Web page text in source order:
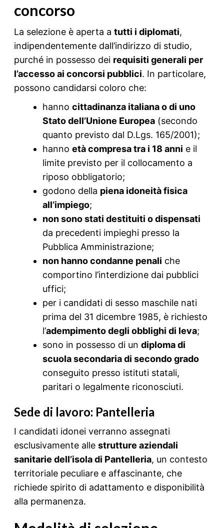
concorso
La selezione è aperta a tutti i diplomati,
indipendentemente dall’indirizzo di studio,
purché in possesso dei requisiti generali per
l’accesso ai concorsi pubblici. In particolare,
possono candidarsi coloro che:
hanno cittadinanza italiana o di uno
Stato dell’Unione Europea(secondo
quanto previsto dal D.Lgs. 165/2001);
hanno età compresa tra i 18 anni e il
limite previsto per il collocamento a
riposo obbligatorio;
godono della piena idoneità fisica
all’impiego;
non sono stati destituiti o dispensati
da precedenti impieghi presso la
Pubblica Amministrazione;
non hanno condanne penali che
comportino l’interdizione dai pubblici
uffici;
per i candidati di sesso maschile nati
prima del 31 dicembre 1985, è richiesto
l’adempimento degli obblighi di leva;
sono in possesso di un diploma di
scuola secondaria di secondo grado
conseguito presso istituti statali,
paritari o legalmente riconosciuti.
Sede di lavoro: Pantelleria
I candidati idonei verranno assegnati
esclusivamente alle strutture aziendali
sanitarie dell’isola di Pantelleria, un contesto
territoriale peculiare e affascinante, che
richiede spirito di adattamento e disponibilità
alla permanenza.